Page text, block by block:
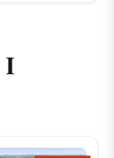
I